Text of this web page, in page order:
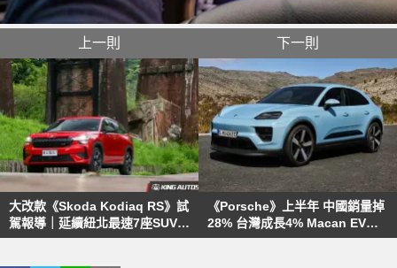
上一則
大改款《Skoda Kodiaq RS》試
駕報導｜延續紐北最速7座SUV頭
銜 提升的不只動力 更多的是駕駛
下一則
《Porsche》上半年 中國銷量掉
28% 台灣成長4% Macan EV全
球熱賣